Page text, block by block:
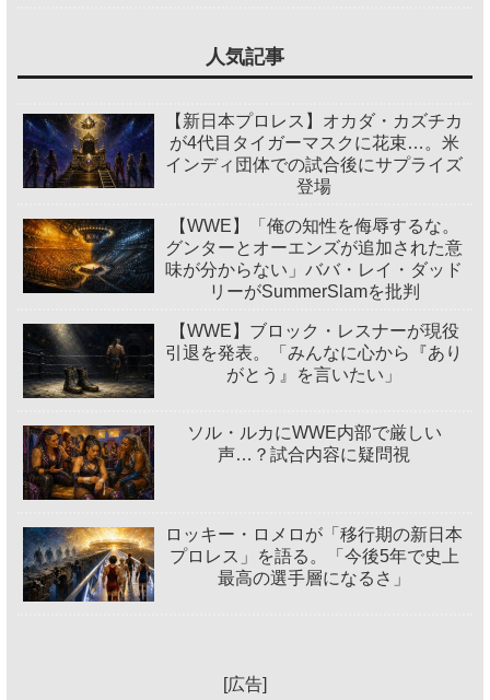
人気記事
【新日本プロレス】オカダ・カズチカ
が4代目タイガーマスクに花束…。米
インディ団体での試合後にサプライズ
登場
【WWE】「俺の知性を侮辱するな。
グンターとオーエンズが追加された意
味が分からない」ババ・レイ・ダッド
リーがSummerSlamを批判
【WWE】ブロック・レスナーが現役
引退を発表。「みんなに心から『あり
がとう』を言いたい」
ソル・ルカにWWE内部で厳しい
声…？試合内容に疑問視
ロッキー・ロメロが「移行期の新日本
プロレス」を語る。「今後5年で史上
最高の選手層になるさ」
[広告]